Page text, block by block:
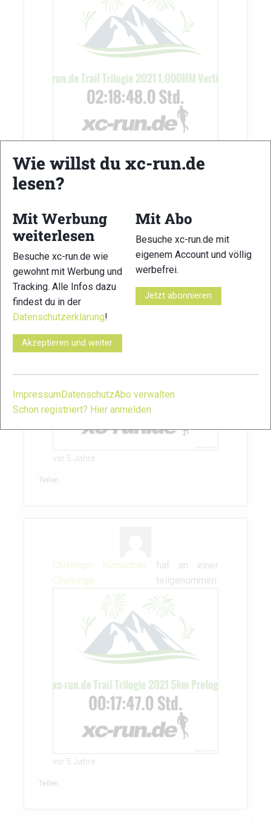
vor 5 Jahre
Teilen
Christoph Kumschierhat an einer
Challengeteilgenommen.
vor 5 Jahre
Teilen
Christoph Kumschier hat an einer
Challenge teilgenommen.
vor 5 Jahre
Teilen
Wie willst du xc-run.de
lesen?
Mit Werbung
weiterlesen
Besuche xc-run.de wie
gewohnt mit Werbung und
Tracking. Alle Infos dazu
findest du in der
Datenschutzerklärung!
Akzeptieren und weiter
Mit Abo
Besuche xc-run.de mit
eigenem Account und völlig
werbefrei.
Jetzt abonnieren
Impressum DatenschutzAbo verwalten
Schon registriert? Hier anmelden